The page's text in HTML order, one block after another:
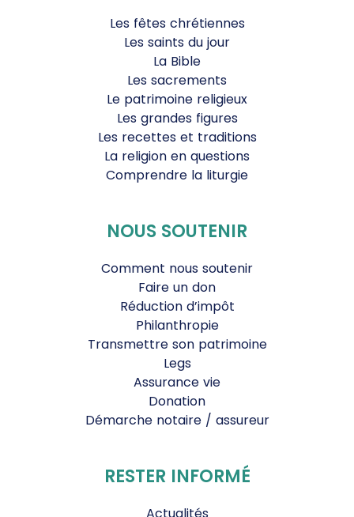
Les fêtes chrétiennes
Les saints du jour
La Bible
Les sacrements
Le patrimoine religieux
Les grandes figures
Les recettes et traditions
La religion en questions
Comprendre la liturgie
NOUS SOUTENIR
Comment nous soutenir
Faire un don
Réduction d’impôt
Philanthropie
Transmettre son patrimoine
Legs
Assurance vie
Donation
Démarche notaire / assureur
RESTER INFORMÉ